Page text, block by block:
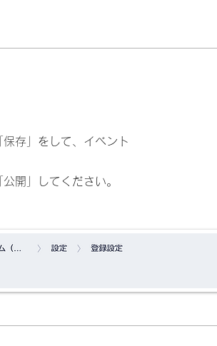
存」をして、イベント
開」してください。